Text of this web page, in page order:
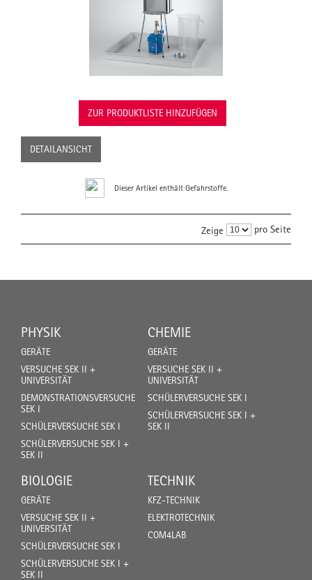
ZUR PRODUKTLISTE HINZUFÜGEN
DETAILANSICHT
Dieser Artikel enthält Gefahrstoffe.
Zeige pro Seite
PHYSIK
GERÄTE
VERSUCHE SEK II +
UNIVERSITÄT
DEMONSTRATIONSVERSUCHE
SEK I
SCHÜLERVERSUCHE SEK I
SCHÜLERVERSUCHE SEK I +
SEK II
CHEMIE
GERÄTE
VERSUCHE SEK II +
UNIVERSITÄT
SCHÜLERVERSUCHE SEK I
SCHÜLERVERSUCHE SEK I +
SEK II
BIOLOGIE
GERÄTE
VERSUCHE SEK II +
UNIVERSITÄT
SCHÜLERVERSUCHE SEK I
SCHÜLERVERSUCHE SEK I +
SEK II
TECHNIK
KFZ-TECHNIK
ELEKTROTECHNIK
COM4LAB